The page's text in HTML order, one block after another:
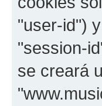
"user-id")
"session-
se creará